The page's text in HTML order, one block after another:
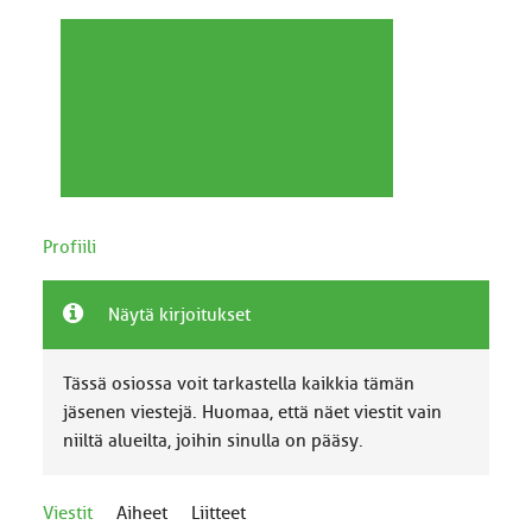
Profiili
Näytä kirjoitukset
Tässä osiossa voit tarkastella kaikkia tämän
jäsenen viestejä. Huomaa, että näet viestit vain
niiltä alueilta, joihin sinulla on pääsy.
Viestit Aiheet Liitteet